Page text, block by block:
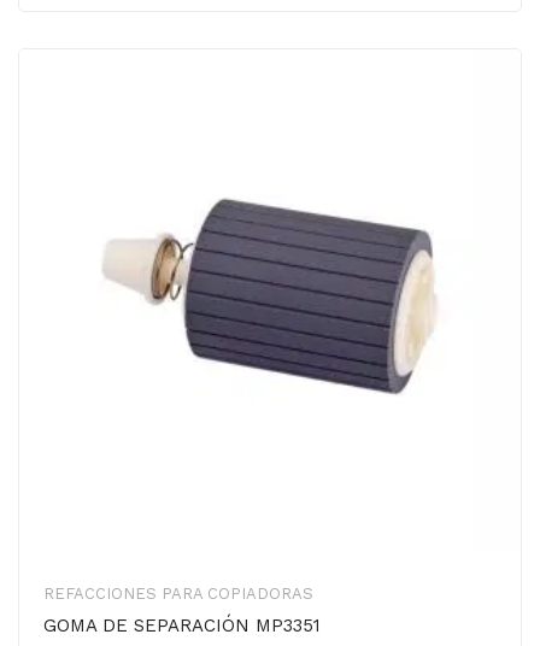
REFACCIONES PARA COPIADORAS
GOMA DE SEPARACIÓN MP3351